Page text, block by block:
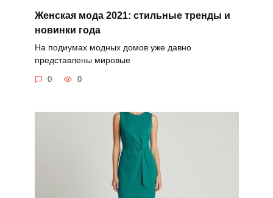
Женская мода 2021: стильные тренды и
новинки года
На подиумах модных домов уже давно
представлены мировые
0 0